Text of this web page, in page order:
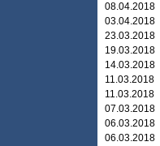
08.04.2018
03.04.2018
23.03.2018
19.03.2018
14.03.2018
11.03.2018
11.03.2018
07.03.2018
06.03.2018
06.03.2018